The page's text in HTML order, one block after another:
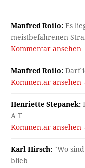
Manfred Roilo: Es
meistbefahrenen
Kommentar ansehen
Manfred Roilo: Darf
Kommentar ansehen
Henriette Stepanek:
A T…
Kommentar ansehen
Karl Hirsch: "Wo
blieb…